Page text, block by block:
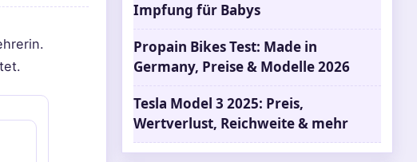
Impfung für Babys
Propain Bikes Test: Made in
Germany, Preise & Modelle 2026
Tesla Model 3 2025: Preis,
Wertverlust, Reichweite & mehr